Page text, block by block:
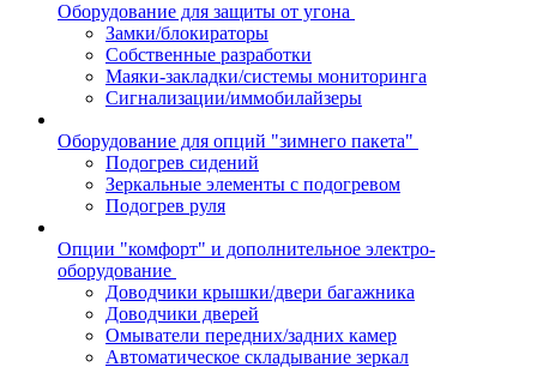
Оборудование для защиты от угона
Замки/блокираторы
Собственные разработки
Маяки-закладки/системы мониторинга
Сигнализации/иммобилайзеры
Оборудование для опций "зимнего пакета"
Подогрев сидений
Зеркальные элементы с подогревом
Подогрев руля
Опции "комфорт" и дополнительное электро-
оборудование
Доводчики крышки/двери багажника
Доводчики дверей
Омыватели передних/задних камер
Автоматическое складывание зеркал